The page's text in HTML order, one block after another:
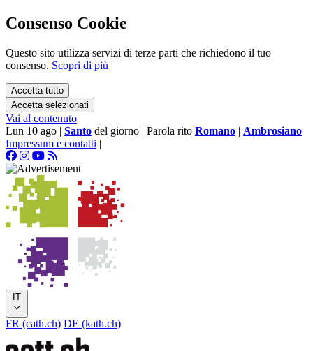
Consenso Cookie
Questo sito utilizza servizi di terze parti che richiedono il tuo
consenso. Scopri di più
Accetta tutto
Accetta selezionati
Vai al contenuto
Lun 10 ago | Santo del giorno | Parola rito Romano | Ambrosiano
Impressum e contatti |
IT
FR (cath.ch) DE (kath.ch)